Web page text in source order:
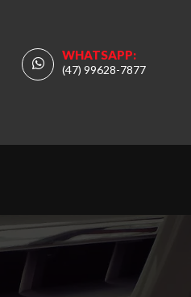
WHATSAPP:
(47) 99628-7877